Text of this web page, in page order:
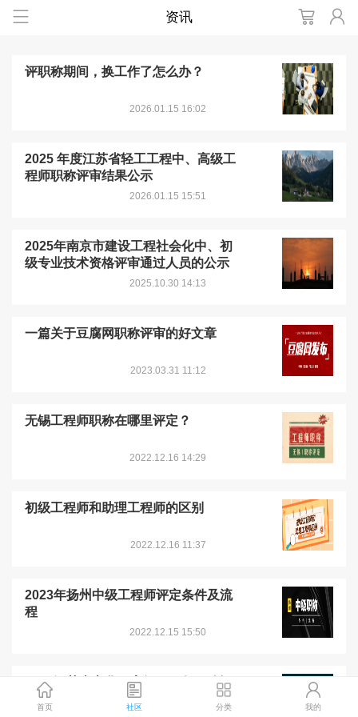
资讯
评职称期间，换工作了怎么办？
2026.01.15 16:02
2025 年度江苏省轻工工程中、高级工
程师职称评审结果公示
2026.01.15 15:51
2025年南京市建设工程社会化中、初
级专业技术资格评审通过人员的公示
2025.10.30 14:13
一篇关于豆腐网职称评审的好文章
2023.03.31 11:12
无锡工程师职称在哪里评定？
2022.12.16 14:29
初级工程师和助理工程师的区别
2022.12.16 11:37
2023年扬州中级工程师评定条件及流
程
2022.12.15 15:50
2023江苏南京化工高级工程师职称评
定条件
首页 社区 分类 我的